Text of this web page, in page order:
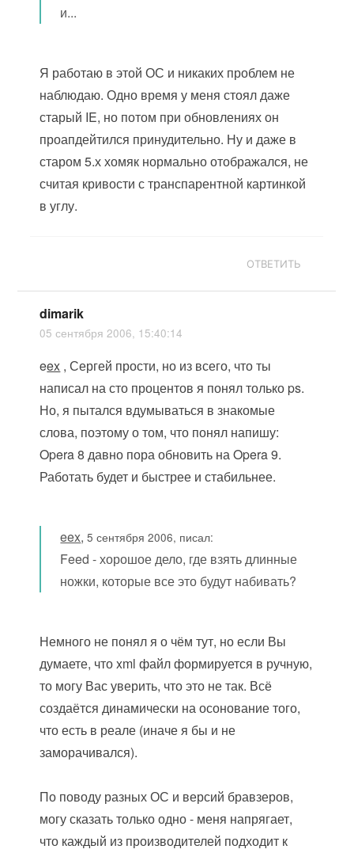
и...
Я работаю в этой ОС и никаких проблем не
наблюдаю. Одно время у меня стоял даже
старый IE, но потом при обновлениях он
проапдейтился принудительно. Ну и даже в
старом 5.х хомяк нормально отображался, не
считая кривости с транспарентной картинкой
в углу.
ОТВЕТИТЬ
dimarik
05 сентября 2006, 15:40:14
eex , Сергей прости, но из всего, что ты
написал на сто процентов я понял только ps.
Но, я пытался вдумываться в знакомые
слова, поэтому о том, что понял напишу:
Opera 8 давно пора обновить на Opera 9.
Работать будет и быстрее и стабильнее.
eex,5 сентября 2006, писал:
Feed - хорошое дело, где взять длинные
ножки, которые все это будут набивать?
Немного не понял я о чём тут, но если Вы
думаете, что xml файл формируется в ручную,
то могу Вас уверить, что это не так. Всё
создаётся динамически на осонование того,
что есть в реале (иначе я бы и не
заморачивался).
По поводу разных ОС и версий бравзеров,
могу сказать только одно - меня напрягает,
что каждый из производителей подходит к